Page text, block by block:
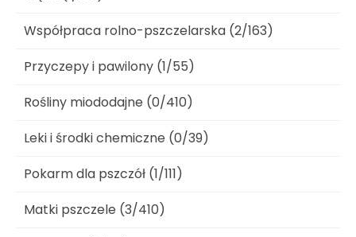
Współpraca rolno-pszczelarska (2/163)
Przyczepy i pawilony (1/55)
Rośliny miododajne (0/410)
Leki i środki chemiczne (0/39)
Pokarm dla pszczół (1/111)
Matki pszczele (3/410)